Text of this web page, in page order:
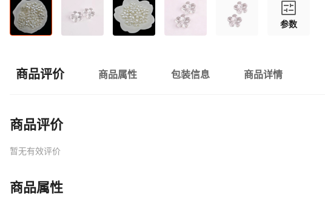
参数
商品评价 商品属性 包装信息 商品详情
商品评价
暂无有效评价
商品属性